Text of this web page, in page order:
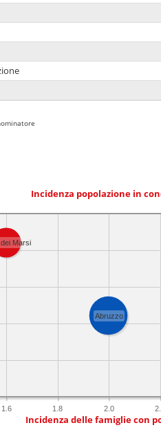
Incidenza popolazione in
1.6 1.8 2.0
Abruzzo
Marsi
Incidenza delle famiglie con